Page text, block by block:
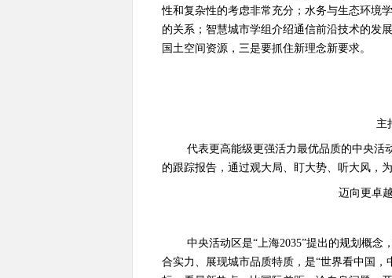
性和复杂性的考虑非常充分；水务与生态环境
的关系；智慧城市学组介绍通信前沿技术的发
国土空间资源，三是要抓住新理念新要求。
主
代表更高能级更强活力最优品质的中央活
的跟踪报告，通过观大局、盯大势、听大风，
迈向更卓
中央活动区是“上海2035”提出的规划概念
合实力、展现城市品质特质，是“世界看中国